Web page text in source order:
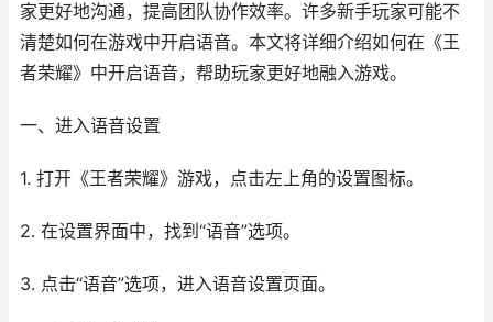
家更好地沟通，提高团队协作效率。许多新手玩家可能不
清楚如何在游戏中开启语音。本文将详细介绍如何在《王
者荣耀》中开启语音，帮助玩家更好地融入游戏。
一、进入语音设置
1. 打开《王者荣耀》游戏，点击左上角的设置图标。
2. 在设置界面中，找到“语音”选项。
3. 点击“语音”选项，进入语音设置页面。